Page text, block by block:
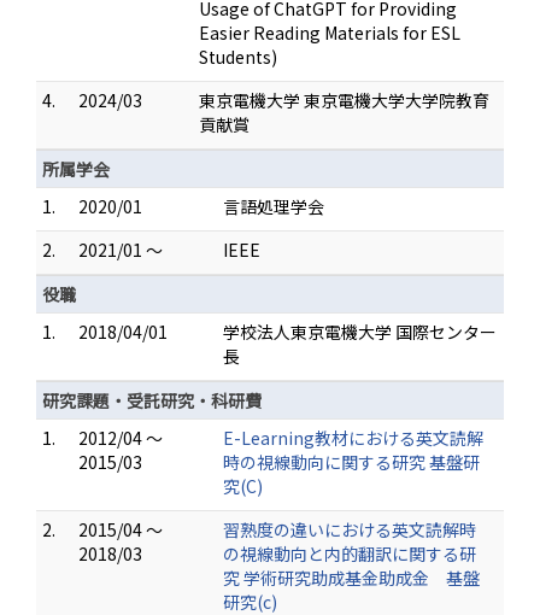
Usage of ChatGPT for Providing
Easier Reading Materials for ESL
Students)
4.
2024/03
東京電機大学 東京電機大学大学院教育
貢献賞
所属学会
1.
2020/01
言語処理学会
2.
2021/01 ～
IEEE
役職
1.
2018/04/01
学校法人東京電機大学 国際センター
長
研究課題・受託研究・科研費
1.
2012/04 ～
2015/03
E-Learning教材における英文読解
時の視線動向に関する研究 基盤研
究(C)
2.
2015/04 ～
2018/03
習熟度の違いにおける英文読解時
の視線動向と内的翻訳に関する研
究 学術研究助成基金助成金 基盤
研究(c)